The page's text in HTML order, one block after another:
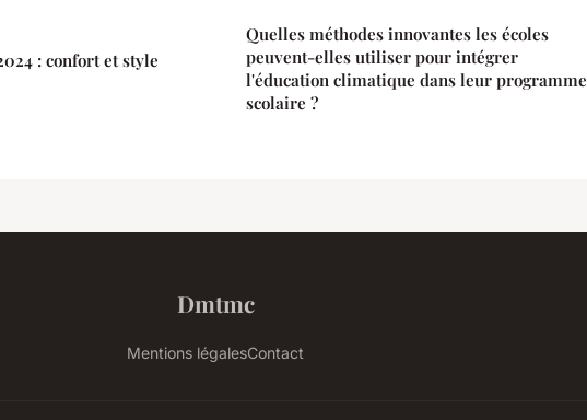
: confort et style
Quelles méthodes innovantes les écoles
peuvent-elles utiliser pour intégrer
l'éducation climatique dans leur programme
scolaire ?
Dmtmc
Mentions légalesContact